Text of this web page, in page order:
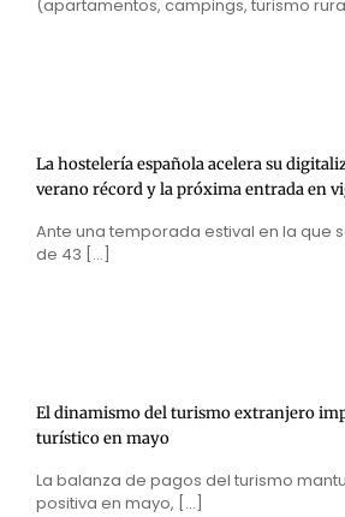
(apartamentos, campings, turismo
La hostelería española acelera su
verano récord y la próxima entrada en
Ante una temporada estival en la que
de 43 […]
El dinamismo del turismo extranjero
turístico en mayo
La balanza de pagos del turismo
positiva en mayo, […]